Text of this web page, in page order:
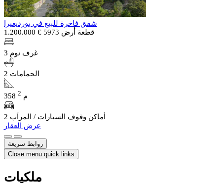
شقق فاخرة للبيع في بورديغيرا
قطعة أرض 5973
€ 1.200.000
3 غرف نوم
2 الحمامات
358 م 2
2 أماكن وقوف السيارات / المرآب
عرض العقار
روابط سريعة
Close menu quick links
ملكيات